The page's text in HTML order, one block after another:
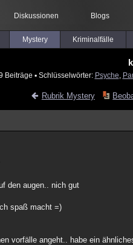
Diskussionen Blogs
Mystery Kriminalfälle
Beiträge ▪ Schlüsselwörter: Psyche
Rubrik Mystery
den augen.. nich gut
spaß macht =)
vorfälle angeht.. habe ein